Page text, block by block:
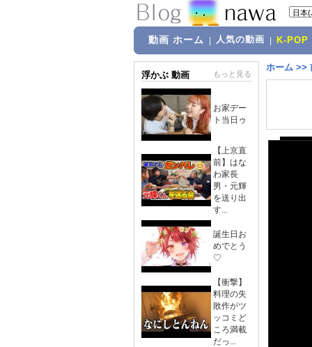
動画 ホーム 人気の動画 K-POP
浮かぶ 動画 もっと見る
お家デー
ト当日ゥ
【上京直
前】はな
わ家長
男・元輝
を送り出
す...
誕生日お
めでとう
♡
【衝撃】
料理の失
敗作がツ
ッコミど
ころ満載
だっ...
ホーム >>